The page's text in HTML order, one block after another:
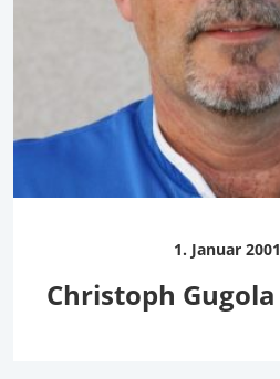
1. Januar 2001
Christoph Gugola